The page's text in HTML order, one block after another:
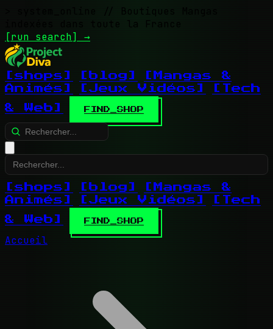
// Boutiques Mangas
indexées dans toute la France
[run search] →
[shops] [blog]
[Mangas &
Animés]
[Jeux Vidéos]
[Tech
& Web]
FIND_SHOP
[shops] [blog]
[Mangas &
Animés]
[Jeux Vidéos]
[Tech
& Web]
FIND_SHOP
Accueil